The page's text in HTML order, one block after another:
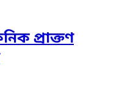
প্রাক্তণ